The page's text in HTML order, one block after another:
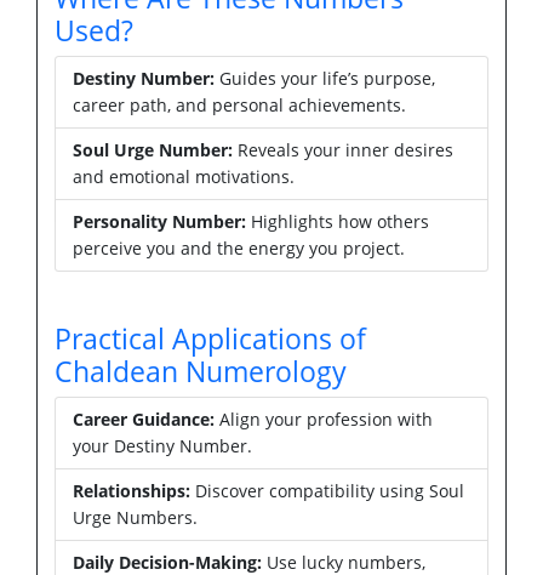
Used?
Destiny Number: Guides your life’s purpose,
career path, and personal achievements.
Soul Urge Number: Reveals your inner desires
and emotional motivations.
Personality Number: Highlights how others
perceive you and the energy you project.
Practical Applications of
Chaldean Numerology
Career Guidance: Align your profession with
your Destiny Number.
Relationships: Discover compatibility using Soul
Urge Numbers.
Daily Decision-Making: Use lucky numbers,